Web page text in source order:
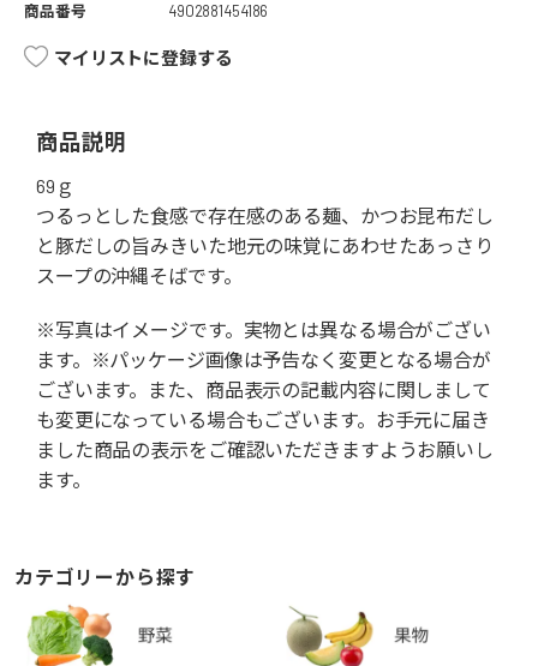
商品番号
4902881454186
マイリストに登録する
商品説明
69ｇ
つるっとした食感で存在感のある麺、かつお昆布だし
と豚だしの旨みきいた地元の味覚にあわせたあっさり
スープの沖縄そばです。
※写真はイメージです。実物とは異なる場合がござい
ます。※パッケージ画像は予告なく変更となる場合が
ございます。また、商品表示の記載内容に関しまして
も変更になっている場合もございます。お手元に届き
ました商品の表示をご確認いただきますようお願いし
ます。
カテゴリーから探す